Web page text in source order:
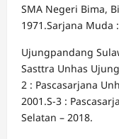
SMA Negeri Bima,
1971.Sarjana Muda
Ujungpandang
Sasttra Unhas
2 : Pascasarjana
2001.S-3 :
Selatan – 2018.